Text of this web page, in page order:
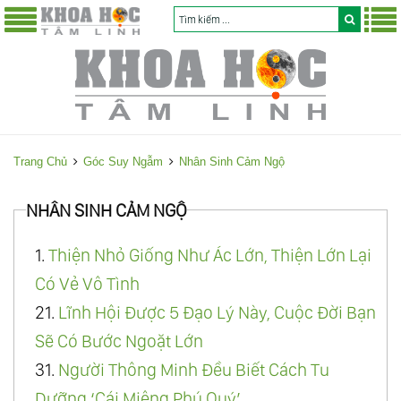
Trang Chủ Góc Suy Ngẫm Nhân Sinh Cảm Ngộ
NHÂN SINH CẢM NGỘ
1. Thiện Nhỏ Giống Như Ác Lớn, Thiện Lớn Lại
Có Vẻ Vô Tình
21. Lĩnh Hội Được 5 Đạo Lý Này, Cuộc Đời Bạn
Sẽ Có Bước Ngoặt Lớn
31. Người Thông Minh Đều Biết Cách Tu